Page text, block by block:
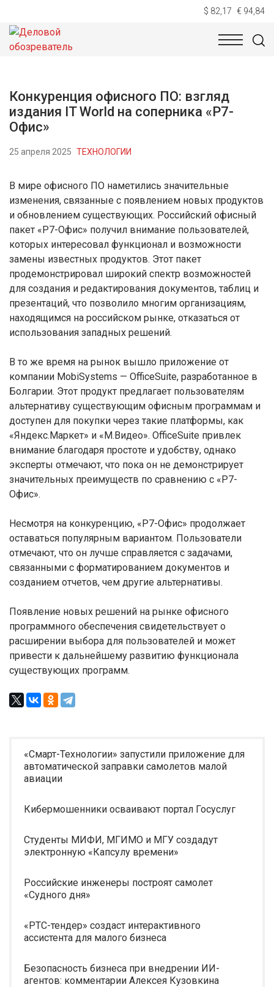
$ 82,17 € 94,84
НОВОСТИ
Конкуренция офисного ПО: взгляд
издания IT World на соперника «Р7-
Офис»
25 апреля 2025 ТЕХНОЛОГИИ
В мире офисного ПО наметились значительные
изменения, связанные с появлением новых продуктов
и обновлением существующих. Российский офисный
пакет «Р7-Офис» получил внимание пользователей,
которых интересовал функционал и возможности
замены известных продуктов. Этот пакет
продемонстрировал широкий спектр возможностей
для создания и редактирования документов, таблиц и
презентаций, что позволило многим организациям,
находящимся на российском рынке, отказаться от
использования западных решений.
В то же время на рынок вышло приложение от
компании MobiSystems — OfficeSuite, разработанное в
Болгарии. Этот продукт предлагает пользователям
альтернативу существующим офисным программам и
доступен для покупки через такие платформы, как
«Яндекс.Маркет» и «М.Видео». OfficeSuite привлек
внимание благодаря простоте и удобству, однако
эксперты отмечают, что пока он не демонстрирует
значительных преимуществ по сравнению с «Р7-
Офис».
Несмотря на конкуренцию, «Р7-Офис» продолжает
оставаться популярным вариантом. Пользователи
отмечают, что он лучше справляется с задачами,
связанными с форматированием документов и
созданием отчетов, чем другие альтернативы.
Появление новых решений на рынке офисного
программного обеспечения свидетельствует о
расширении выбора для пользователей и может
привести к дальнейшему развитию функционала
существующих программ.
«Смарт-Технологии» запустили приложение для
автоматической заправки самолетов малой
авиации
Кибермошенники осваивают портал Госуслуг
Студенты МИФИ, МГИМО и МГУ создадут
электронную «Капсулу времени»
Российские инженеры построят самолет
«Судного дня»
«РТС-тендер» создаст интерактивного
ассистента для малого бизнеса
Безопасность бизнеса при внедрении ИИ-
агентов: комментарии Алексея Кузовкина